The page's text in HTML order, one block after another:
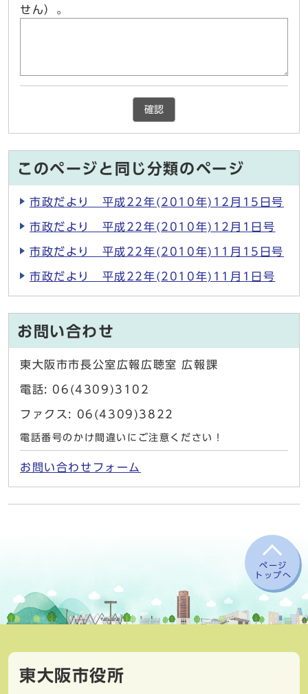
せん）。
確認
このページと同じ分類のページ
市政だより 平成22年(2010年)12月15日号
市政だより 平成22年(2010年)12月1日号
市政だより 平成22年(2010年)11月15日号
市政だより 平成22年(2010年)11月1日号
お問い合わせ
東大阪市市長公室広報広聴室 広報課
電話: 06(4309)3102
ファクス: 06(4309)3822
電話番号のかけ間違いにご注意ください！
お問い合わせフォーム
ページ
トップへ
東大阪市役所